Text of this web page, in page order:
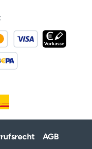
AGB